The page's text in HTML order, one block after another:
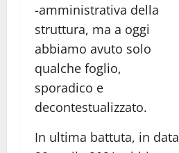
-amministrativa della
struttura, ma a oggi
abbiamo avuto solo
qualche foglio,
sporadico e
decontestualizzato.
In ultima battuta, in data